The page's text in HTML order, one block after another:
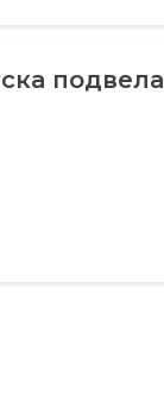
подвела